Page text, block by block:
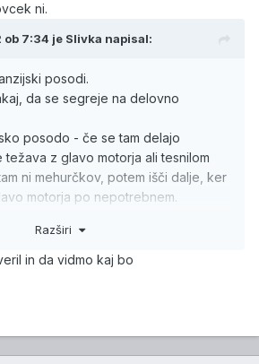
ni.
ob 7:34 je Slivka napisal:
posodi.
da se segreje na delovno
posodo - če se tam delajo
težava z glavo motorja ali tesnilom
ni mehurčkov, potem išči dalje, ker
motorja po nepotrebnem.
karton ali papir. Ko se vrneš s
bo mogoče na kartonu poznala
Pri meni bi to pomenilo okoli 1
0,3 decilitra na dan - to je
na štiri ure (ne sprašuj, kako
Razširi
in da vidmo kaj bo